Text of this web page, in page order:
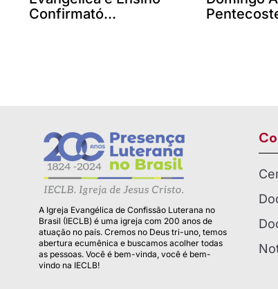
Confirmató...
A Igreja Evangélica de Confissão Luterana no
Brasil (IECLB) é uma igreja com 200 anos de
atuação no país. Cremos no Deus tri-uno, temos
abertura ecumênica e buscamos acolher todas
as pessoas. Você é bem-vinda, você é bem-
vindo na IECLB!